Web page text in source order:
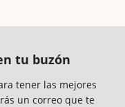
tu buzón
tener las mejores
un correo que te